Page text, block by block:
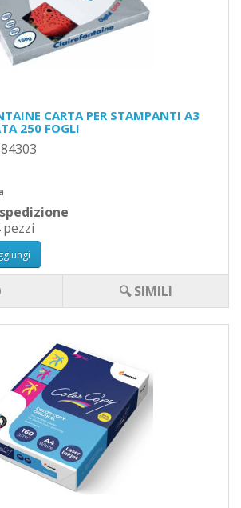
CARTA PER STAMPANTI A3
250 FOGLI
pezzi
🔍 SIMILI